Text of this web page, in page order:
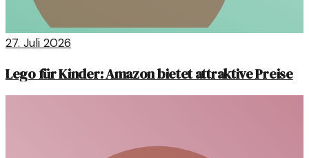
27. Juli 2026
Lego für Kinder: Amazon bietet attraktive Preise